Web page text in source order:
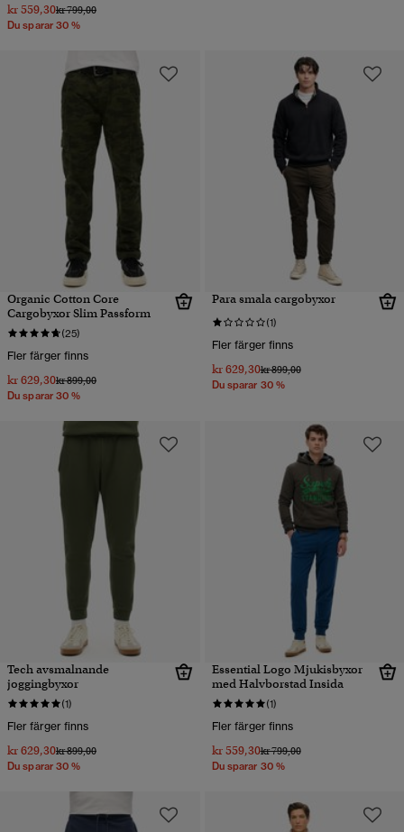
kr 559,30Pris reducerat från
kr 799,00till
Du sparar 30 %
Organic Cotton Core
Cargobyxor Slim Passform
(25)
Fler färger finns
kr 629,30Pris reducerat från
kr 899,00till
Du sparar 30 %
Para smala cargobyxor
(1)
Fler färger finns
kr 629,30Pris reducerat från
kr 899,00till
Du sparar 30 %
Tech avsmalnande
joggingbyxor
(1)
Fler färger finns
kr 629,30Pris reducerat från
kr 899,00till
Du sparar 30 %
Essential Logo Mjukisbyxor
med Halvborstad Insida
(1)
Fler färger finns
kr 559,30Pris reducerat från
kr 799,00till
Du sparar 30 %